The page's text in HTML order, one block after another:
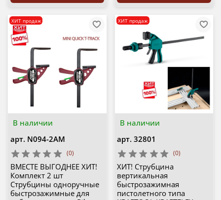
В наличии
ХИТ продаж
арт. N094-2AM
(0)
ВМЕСТЕ ВЫГОДНЕЕ ХИТ!
Комплект 2 шт
Струбцины одноручные
быстрозажимные для
В наличии
ХИТ продаж
арт. 32801
(0)
ХИТ! Струбцина
вертикальная
быстрозажимная
пистолетного типа